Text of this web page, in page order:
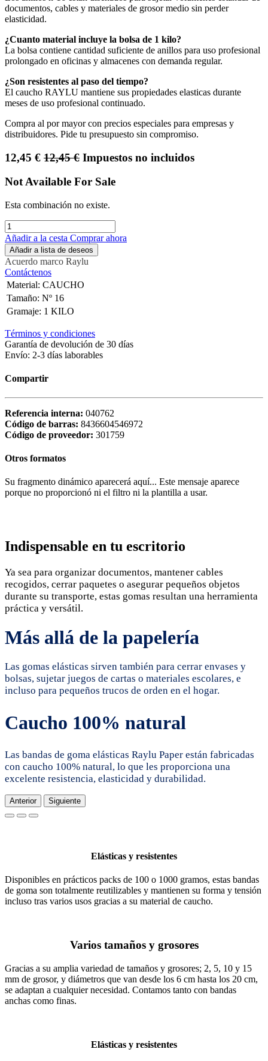
documentos, cables y materiales de grosor medio sin perder
elasticidad.
¿Cuanto material incluye la bolsa de 1 kilo?
La bolsa contiene cantidad suficiente de anillos para uso profesional
prolongado en oficinas y almacenes con demanda regular.
¿Son resistentes al paso del tiempo?
El caucho RAYLU mantiene sus propiedades elasticas durante
meses de uso profesional continuado.
Compra al por mayor con precios especiales para empresas y
distribuidores. Pide tu presupuesto sin compromiso.
12,45 € 12,45€ Impuestos no incluidos
Not Available For Sale
Esta combinación no existe.
Añadir a la cesta Comprar ahora
Añadir a lista de deseos
Acuerdo marco Raylu
Contáctenos
Material: CAUCHO
Tamaño: Nº 16
Gramaje: 1 KILO
Términos y condiciones
Garantía de devolución de 30 días
Envío: 2-3 días laborables
Compartir
Referencia interna: 040762
Código de barras: 8436604546972
Código de proveedor: 301759
Otros formatos
Su fragmento dinámico aparecerá aquí... Este mensaje aparece
porque no proporcionó ni el filtro ni la plantilla a usar.
Indispensable en tu escritorio
Ya sea para organizar documentos, mantener cables
recogidos, cerrar paquetes o asegurar pequeños objetos
durante su transporte, estas gomas resultan una herramienta
práctica y versátil.
Más allá de la papelería
Las gomas elásticas sirven también para cerrar envases y
bolsas, sujetar juegos de cartas o materiales escolares, e
incluso para pequeños trucos de orden en el hogar.
Caucho 100% natural
Las bandas de goma elásticas Raylu Paper están fabricadas
con caucho 100% natural, lo que les proporciona una
excelente resistencia, elasticidad y durabilidad.
Anterior Siguiente
Elásticas y resistentes
Disponibles en prácticos packs de 100 o 1000 gramos, estas bandas
de goma son totalmente reutilizables y mantienen su forma y tensión
incluso tras varios usos gracias a su material de caucho.
Varios tamaños y grosores
Gracias a su amplia variedad de tamaños y grosores; 2, 5, 10 y 15
mm de grosor, y diámetros que van desde los 6 cm hasta los 20 cm,
se adaptan a cualquier necesidad. Contamos tanto con bandas
anchas como finas.
Elásticas y resistentes